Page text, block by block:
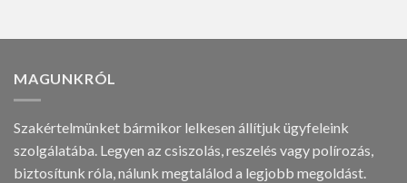
MAGUNKRÓL
Szakértelmünket bármikor lelkesen állítjuk ügyfeleink
szolgálatába. Legyen az csiszolás, reszelés vagy polírozás,
biztosítunk róla, nálunk megtalálod a legjobb megoldást.